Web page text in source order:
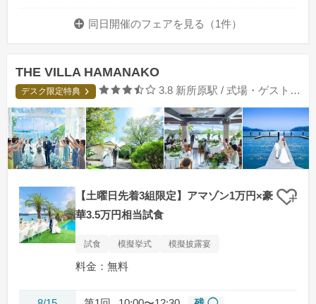
同日開催のフェアを 見る（1件）
THE VILLA HAMANAKO
デスク限定特典 口コミ評価
3.8 新所原駅 / 式場・ゲストハウス
【土曜日先着3組限定】アマゾン1万円×豪
華3.5万円相当試食
クリ
試食 模擬挙式 模擬披露宴
料金：無料